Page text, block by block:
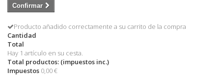
Confirmar
Producto añadido correctamente a su carrito de la compra
Cantidad
Total
Hay 1 artículo en su cesta.
Total productos: (impuestos inc.)
Impuestos 0,00 €